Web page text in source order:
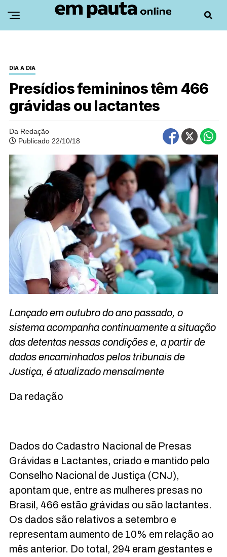
DIA A DIA
Presídios femininos têm 466
grávidas ou lactantes
Da Redação
Publicado 22/10/18
Lançado em outubro do ano passado, o
sistema acompanha continuamente a situação
das detentas nessas condições e, a partir de
dados encaminhados pelos tribunais de
Justiça, é atualizado mensalmente
Da redação
Dados do Cadastro Nacional de Presas
Grávidas e Lactantes, criado e mantido pelo
Conselho Nacional de Justiça (CNJ),
apontam que, entre as mulheres presas no
Brasil, 466 estão grávidas ou são lactantes.
Os dados são relativos a setembro e
representam aumento de 10% em relação ao
mês anterior. Do total, 294 eram gestantes e